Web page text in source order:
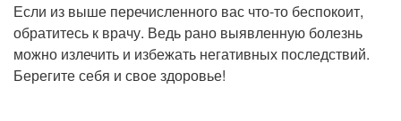
Если из выше перечисленного вас что-то беспокоит,
обратитесь к врачу. Ведь рано выявленную болезнь
можно излечить и избежать негативных последствий.
Берегите себя и свое здоровье!